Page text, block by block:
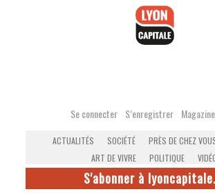
Se connecter S’enregistrer
ACTUALITÉS SOCIÉTÉ PRÈS DE CHEZ
ART DE VIVRE
POLITIQUE
S'abonner à